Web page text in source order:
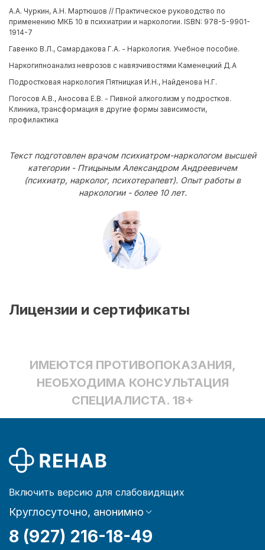
А.А. Чуркин, А.Н. Мартюшов // Практическое руководство по
применению МКБ 10 в психиатрии и наркологии. ISBN: 978-5-9901-
1914-7
Гавенко В.Л., Самардакова Г.А. - Наркология. Учебное пособие.
Наркогипноанализ неврозов с навязчивостями Каменецкий Д.А
Подростковая наркология Пятницкая И.Н., Найденова Н.Г.
Погосов А.В., Аносова Е.В. - Пивной алкоголизм у подростков.
Клиника, трансформация в другие формы зависимости,
профилактика
Текст подготовлен врачом психиатром-наркологом высшей
категории - Птицыным Александром Андреевичем
(психиатр, нарколог, психотерапевт). Опыт работы в
наркологии - более 10 лет.
Лицензии и сертификаты
ИМЕЮТСЯ ПРОТИВОПОКАЗАНИЯ,
НЕОБХОДИМА КОНСУЛЬТАЦИЯ
СПЕЦИАЛИСТА. 18+
Включить версию для слабовидящих
Круглосуточно, анонимно
8 (927) 216-18-49